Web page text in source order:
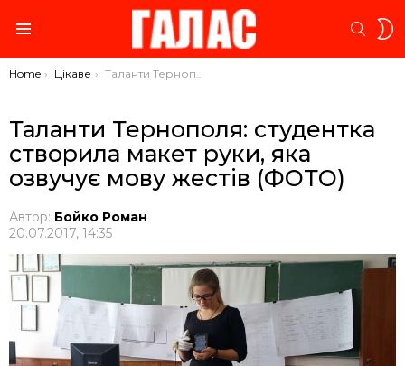
You are here:
Home Цікаве Таланти Тернополя: студентка створила макет руки, яка озвучує мову жестів (ФОТО)
Таланти Тернополя: студентка
створила макет руки, яка
озвучує мову жестів (ФОТО)
Автор: Бойко Роман
20.07.2017, 14:35